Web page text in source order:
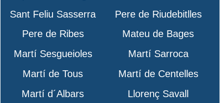
Sant Feliu Sasserra
Pere de Riudebitlles
Pere de Ribes
Mateu de Bages
Martí Sesgueioles
Martí Sarroca
Martí de Tous
Martí de Centelles
Martí d´Albars
Llorenç Savall